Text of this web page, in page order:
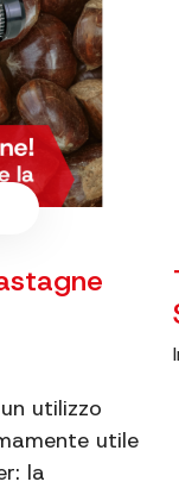
utilizzo
utile
la